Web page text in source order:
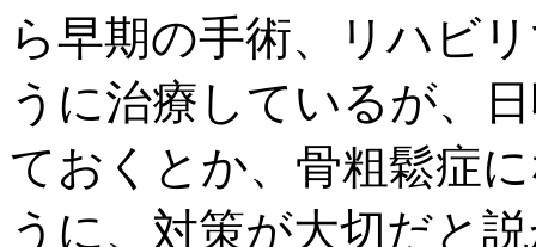
ら早期の手術、リハビ
うに治療しているが、
ておくとか、骨粗鬆症
うに、対策が大切だと